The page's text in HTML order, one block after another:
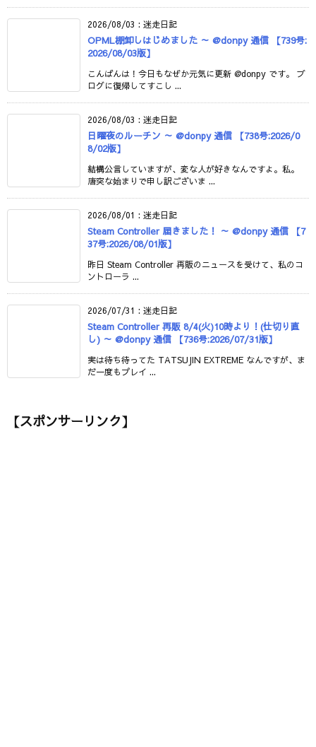
2026/08/03 : 迷走日記
OPML棚卸しはじめました ～ @donpy 通信 【739号:
2026/08/03版】
こんばんは！今日もなぜか元気に更新 @donpy です。 ブ
ログに復帰してすこし ...
2026/08/03 : 迷走日記
日曜夜のルーチン ～ @donpy 通信 【738号:2026/0
8/02版】
結構公言していますが、変な人が好きなんですよ。私。
唐突な始まりで申し訳ございま ...
2026/08/01 : 迷走日記
Steam Controller 届きました！ ～ @donpy 通信 【7
37号:2026/08/01版】
昨日 Steam Controller 再販のニュースを受けて、私のコ
ントローラ ...
2026/07/31 : 迷走日記
Steam Controller 再販 8/4(火)10時より！(仕切り直
し) ～ @donpy 通信 【736号:2026/07/31版】
実は待ち待ってた TATSUJIN EXTREME なんですが、ま
だ一度もプレイ ...
【スポンサーリンク】